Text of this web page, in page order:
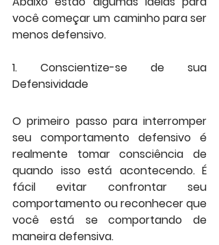
você começar um caminho para ser
menos defensivo.
1. Conscientize-se de sua
Defensividade
O primeiro passo para interromper
seu comportamento defensivo é
realmente tomar consciência de
quando isso está acontecendo. É
fácil evitar confrontar seu
comportamento ou reconhecer que
você está se comportando de
maneira defensiva.